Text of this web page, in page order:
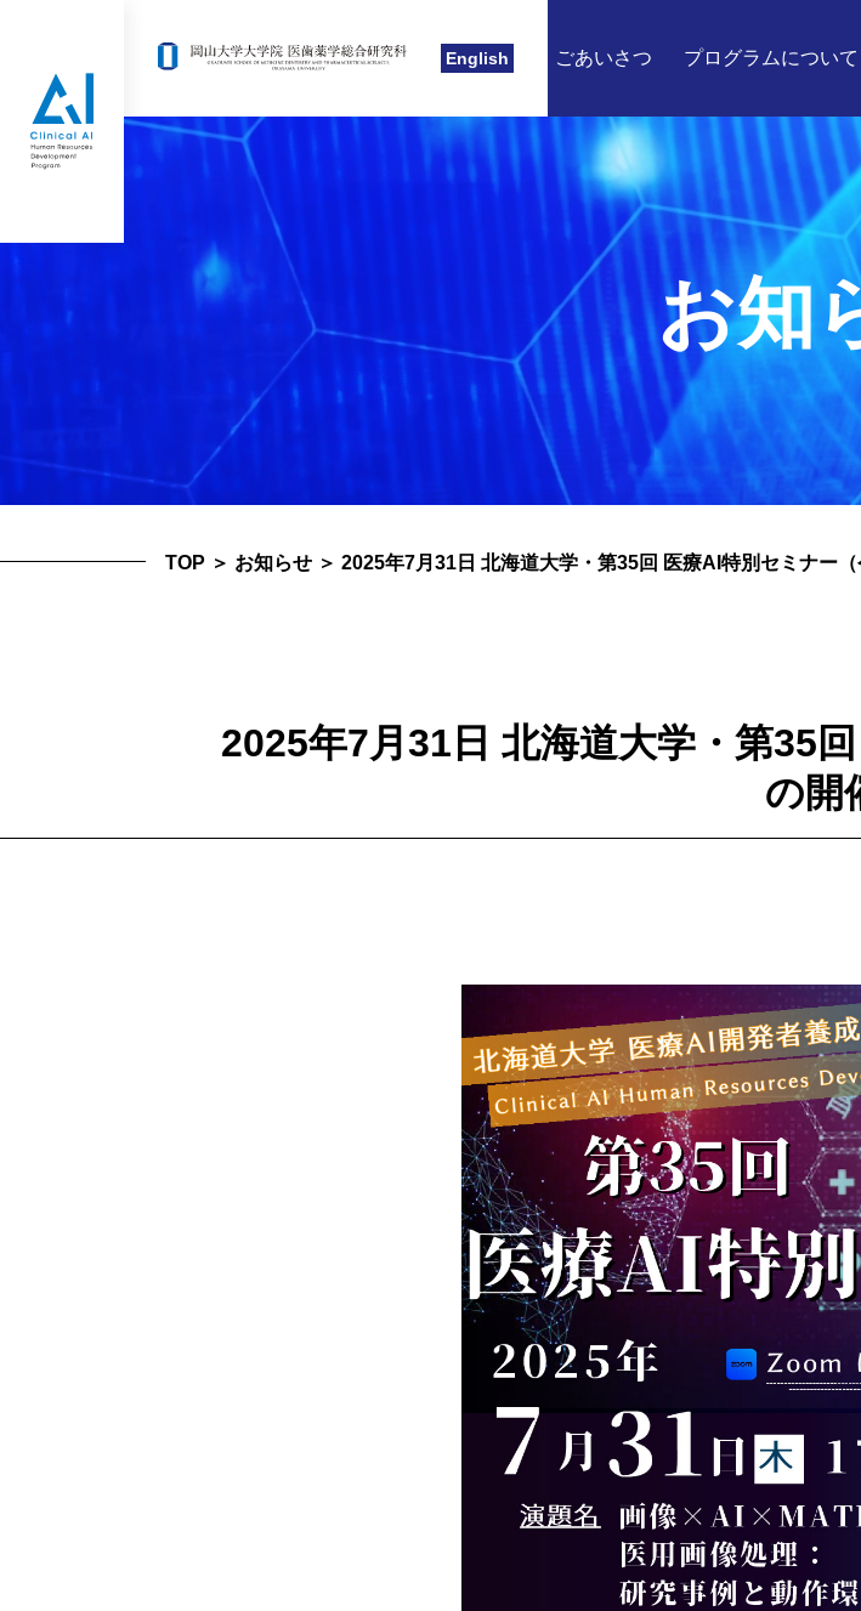
English ごあいさつ プログラムについて
お知
TOP ＞ お知らせ ＞ 2025年7月31日 北海道大学・第35回 医療AI特別セミナー
2025年7月31日 北海道大学・第35
の開